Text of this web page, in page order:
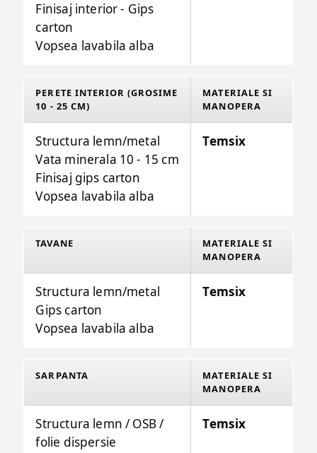
Finisaj interior - Gips
carton
Vopsea lavabila alba
PERETE INTERIOR (GROSIME
10 - 25 CM)
MATERIALE SI
MANOPERA
Structura lemn/metal
Vata minerala 10 - 15 cm
Finisaj gips carton
Vopsea lavabila alba
Temsix
TAVANE
MATERIALE SI
MANOPERA
Structura lemn/metal
Gips carton
Vopsea lavabila alba
Temsix
SARPANTA
MATERIALE SI
MANOPERA
Structura lemn / OSB /
folie dispersie
Temsix